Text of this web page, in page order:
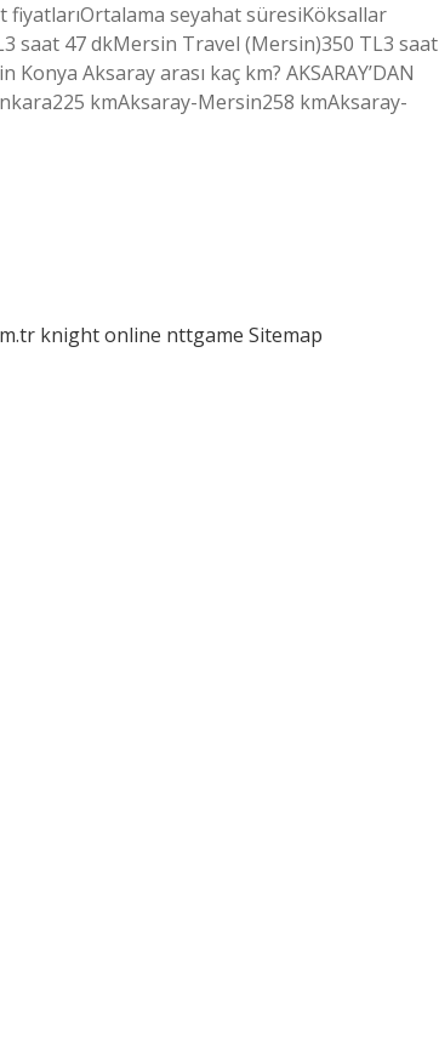
seyahat süresiKöksallar
saat 47 dkMersin Travel (Mersin)350 TL3 saat
Aksaray arası kaç km? AKSARAY’DAN
kmAksaray-Mersin258 kmAksaray-
knight online nttgame Sitemap